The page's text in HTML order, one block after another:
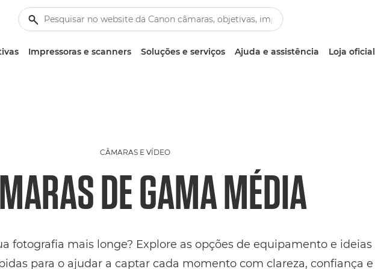
Impressoras e scanners Soluções e serviços Ajuda e assistência Loja oficial
CÂMARAS E VÍDEO
DE GAMA MÉDIA
fotografia mais longe? Explore as opções de equipamento e ideias
para o ajudar a captar cada momento com clareza, confiança e